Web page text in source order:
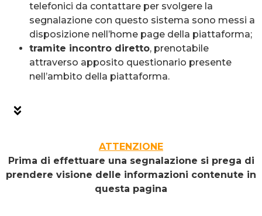
telefonici da contattare per svolgere la
segnalazione con questo sistema sono messi a
disposizione nell’home page della piattaforma;
tramite incontro diretto, prenotabile
attraverso apposito questionario presente
nell’ambito della piattaforma.
ATTENZIONE
Prima di effettuare una segnalazione si prega di
prendere visione delle informazioni contenute in
questa pagina